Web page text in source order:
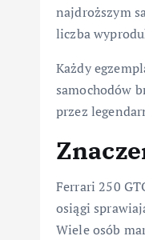
najdroższym
liczba
Każdy
samochodów
przez
Ferrari 250
osiągi
Wiele osób